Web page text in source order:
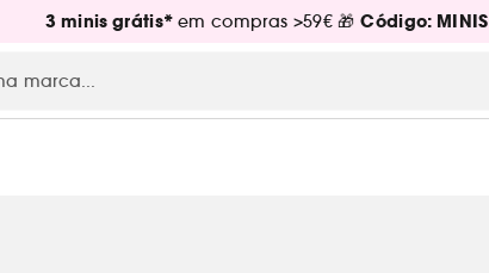
3 minis grátis* em compras >59€ 🎁Código: MINIS